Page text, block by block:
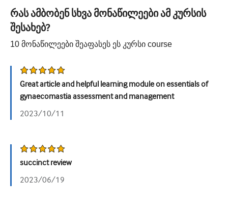
სექსუალური ჯანმრთელობა
ოპერაცია
უროლოგია
ქალთა ჯანმრთელობა
რას ამბობენ სხვა მონაწილეები ამ კურსის
შესახებ?
10 მონაწილეები შეაფასეს ეს კურსი course
Great article and helpful learning module on essentials of
gynaecomastia assessment and management
2023/10/11
succinct review
2023/06/19